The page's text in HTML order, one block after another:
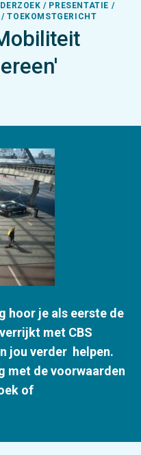
/ PRESENTATIE /
TOEKOMSTGERICHT
hoor je als eerste de
met CBS
jou verder helpen.
met de voorwaarden
of